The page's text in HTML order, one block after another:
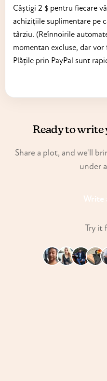
Câștigi 2 $ pentru fiecare
achizițiile suplimentare pe
târziu. (Reînnoirile
momentan excluse, dar
Plățile prin PayPal sunt
Ready to
Share a plot, and we'll
under
Write
Try it